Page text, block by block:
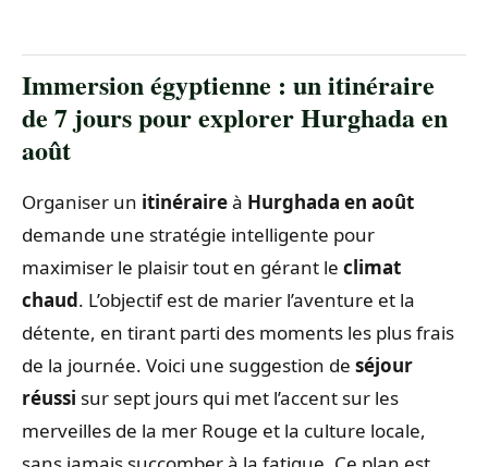
Immersion égyptienne : un itinéraire
de 7 jours pour explorer Hurghada en
août
Organiser un itinéraireà Hurghada en août
demande une stratégie intelligente pour
maximiser le plaisir tout en gérant le climat
chaud. L’objectif est de marier l’aventure et la
détente, en tirant parti des moments les plus frais
de la journée. Voici une suggestion de séjour
réussi sur sept jours qui met l’accent sur les
merveilles de la mer Rouge et la culture locale,